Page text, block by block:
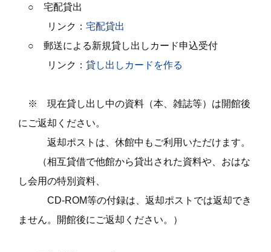
○ 宅配貸出
リンク： 宅配貸出
○ 郵送による新規貸し出しカード申込受付
リンク： 貸し出しカードを作る
※ 現在貸し出し中の資料（本、雑誌等）は開館後
にご返却ください。
返却ポストは、休館中もご利用いただけます。
（相互貸借で他館から貸出された資料や、おはな
し会用の特別資料、
CD-ROM等の付録は、返却ポストでは返却でき
ません。開館後にご返却ください。
）